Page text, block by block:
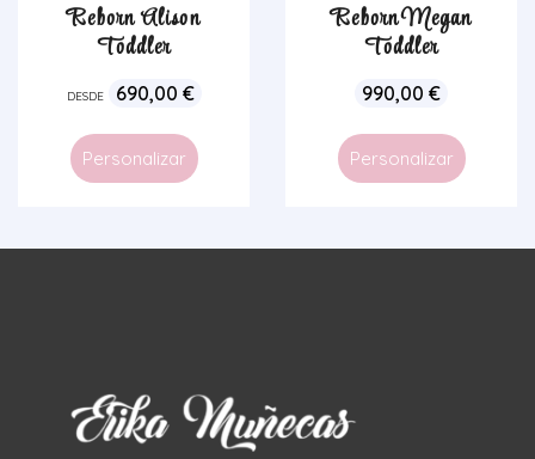
Reborn Alison
Toddler
DESDE 690,00 €
Personalizar
Reborn Megan
Toddler
990,00 €
Personalizar